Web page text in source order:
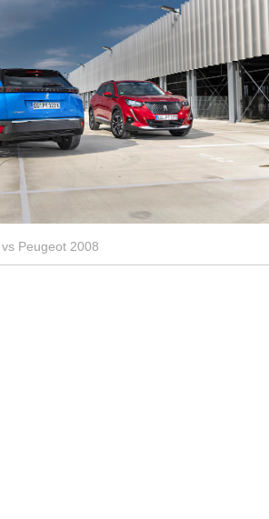
Peugeot 2008